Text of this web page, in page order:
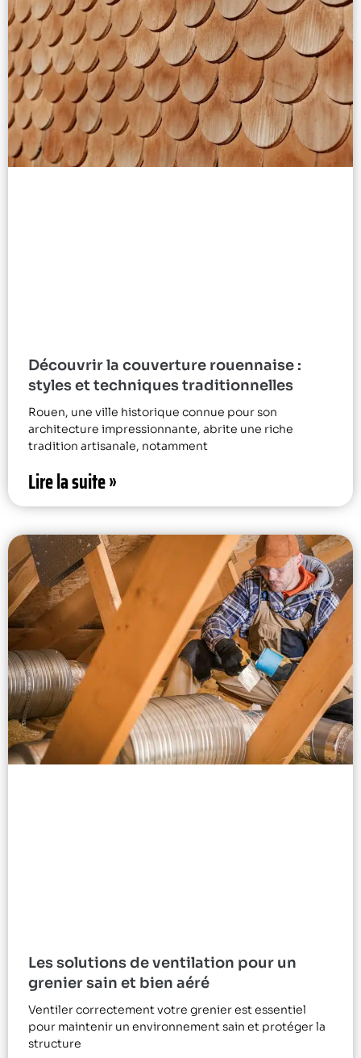
Découvrir la couverture rouennaise :
styles et techniques traditionnelles
Rouen, une ville historique connue pour son
architecture impressionnante, abrite une riche
tradition artisanale, notamment
Lire la suite »
Les solutions de ventilation pour un
grenier sain et bien aéré
Ventiler correctement votre grenier est essentiel
pour maintenir un environnement sain et protéger la
structure